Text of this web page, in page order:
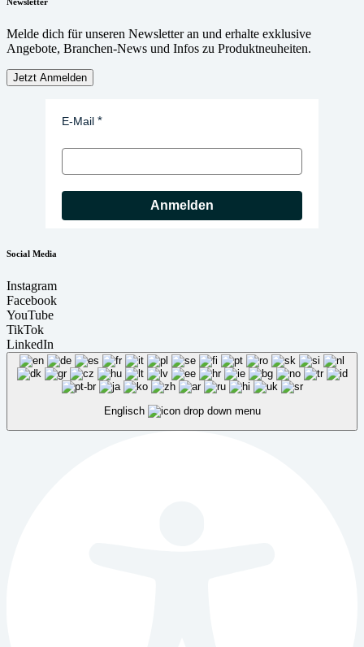
Newsletter
Melde dich für unseren Newsletter an und erhalte exklusive
Angebote, Branchen-News und Infos zu Produktneuheiten.
Jetzt Anmelden
E-Mail
Anmelden
Social Media
Instagram
Facebook
YouTube
TikTok
LinkedIn
Englisch